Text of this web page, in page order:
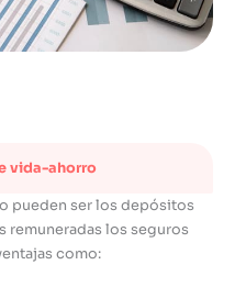
vida-ahorro
pueden ser los depósitos
remuneradas los seguros
como: